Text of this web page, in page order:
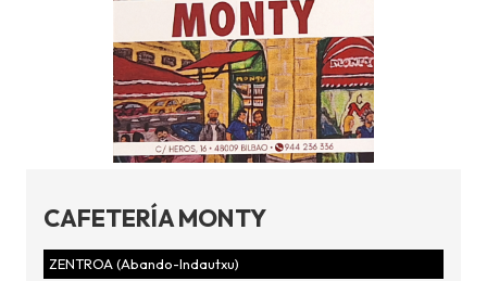
CAFETERÍA MONTY
ZENTROA (Abando-Indautxu)